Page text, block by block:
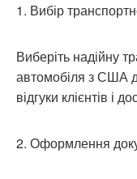
1. Вибір
Виберіть надійну
автомобіля з США
відгуки клієнтів і
2. Оформлення